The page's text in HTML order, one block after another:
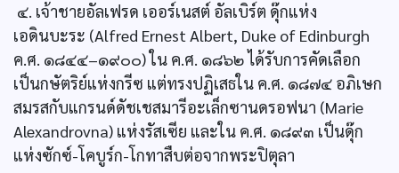
๔. เจ้าชายอัลเฟรด เออร์เนสต์ อัลเบิร์ต ดุ๊กแห่ง
เอดินบะระ (Alfred Ernest Albert, Duke of Edinburgh
ค.ศ. ๑๘๔๔–๑๙๐๐) ใน ค.ศ. ๑๘๖๒ ได้รับการคัดเลือก
เป็นกษัตริย์แห่งกรีซ แต่ทรงปฏิเสธใน ค.ศ. ๑๘๗๔ อภิเษก
สมรสกับแกรนด์ดัชเชสมารีอะเล็กซานดรอฟนา (Marie
Alexandrovna) แห่งรัสเซีย และใน ค.ศ. ๑๘๙๓ เป็นดุ๊ก
แห่งซักซ์-โคบูร์ก-โกทาสืบต่อจากพระปิตุลา